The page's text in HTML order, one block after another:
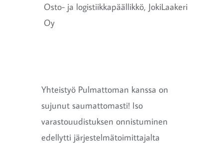
Osto- ja logistiikkapäällikkö, JokiLaakeri
Oy
Yhteistyö Pulmattoman kanssa on
sujunut saumattomasti! Iso
varastouudistuksen onnistuminen
edellytti järjestelmätoimittajalta